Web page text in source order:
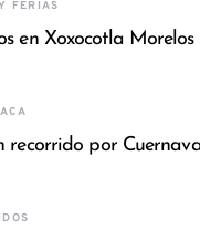
FERIAS
en Xoxocotla Morelos
recorrido por